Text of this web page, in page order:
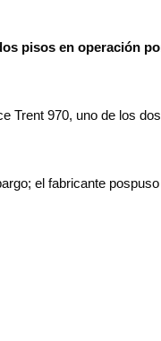
pisos en operación
Trent 970, uno de los
el fabricante